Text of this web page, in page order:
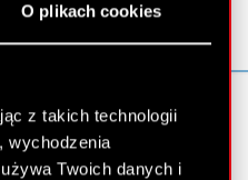
O plikach cookies
z takich technologii
wychodzenia
Twoich danych i
Kontakt IR
Dowiedz się więcej:
thewitcher.com